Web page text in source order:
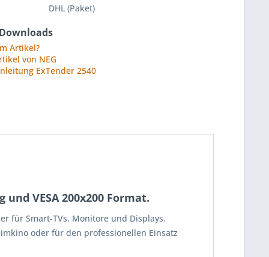
DHL (Paket)
Artikel?
von NEG
ExTender 2540
VESA 200x200 Format.
für Smart-TVs, Monitore und Displays.
oder für den professionellen Einsatz